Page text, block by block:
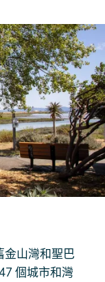
金山灣和聖巴
個城市和灣